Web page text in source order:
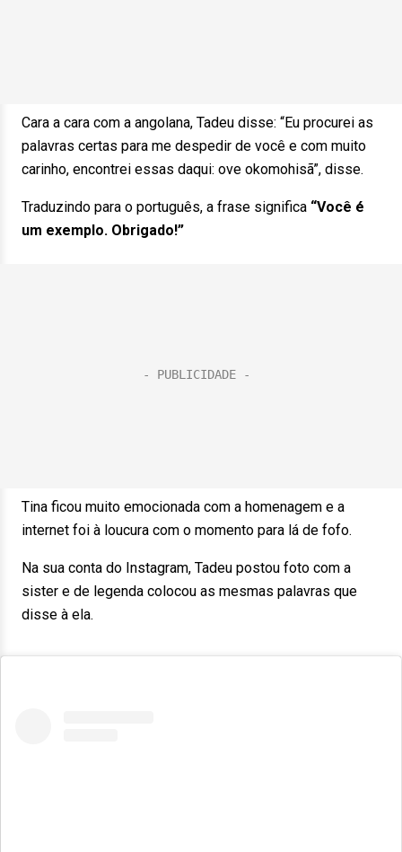
Cara a cara com a angolana, Tadeu disse: “Eu procurei as
palavras certas para me despedir de você e com muito
carinho, encontrei essas daqui: ove okomohisã”, disse.
Traduzindo para o português, a frase significa “Você é
um exemplo. Obrigado!”
Tina ficou muito emocionada com a homenagem e a
internet foi à loucura com o momento para lá de fofo.
Na sua conta do Instagram, Tadeu postou foto com a
sister e de legenda colocou as mesmas palavras que
disse à ela.